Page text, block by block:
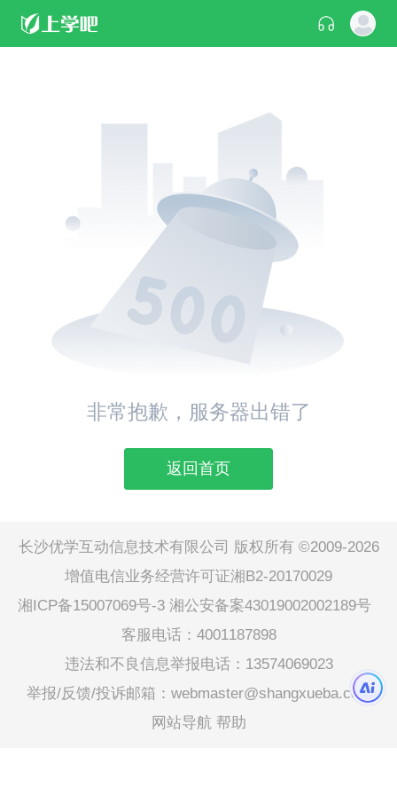
非常抱歉，服务器出错了
返回首页
长沙优学互动信息技术有限公司 版权所有 ©2009-2026
增值电信业务经营许可证湘B2-20170029
湘ICP备15007069号-3 湘公安备案43019002002189号
客服电话：4001187898
违法和不良信息举报电话：13574069023
举报/反馈/投诉邮箱：webmaster@shangxueba.com
网站导航 帮助